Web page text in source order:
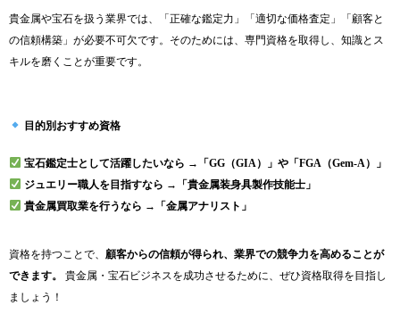
貴金属や宝石を扱う業界では、「正確な鑑定力」「適切な価格査定」「顧客と
の信頼構築」が必要不可欠です。そのためには、専門資格を取得し、知識とス
キルを磨くことが重要です。
目的別おすすめ資格
宝石鑑定士として活躍したいなら →「GG（GIA）」や「FGA（Gem-A）」
ジュエリー職人を目指すなら →「貴金属装身具製作技能士」
貴金属買取業を行うなら →「金属アナリスト」
資格を持つことで、 顧客からの信頼が得られ、業界での競争力を高めることが
できます。
貴金属・宝石ビジネスを成功させるために、ぜひ資格取得を目指し
ましょう！